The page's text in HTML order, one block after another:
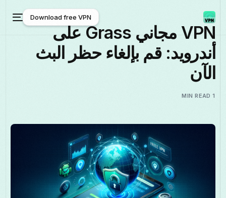
Download free VPN
Download free VPN
VPN مجاني Grass على
أندرويد: قم بإلغاء حظر البث
الآن
1 MIN READ